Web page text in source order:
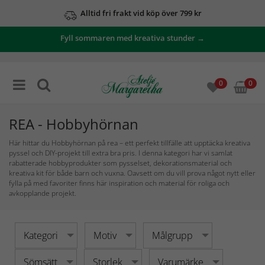
Se våra erbjudanden här
Fyll sommaren med kreativa stunder →
0 0
REA - Hobbyhörnan
Här hittar du Hobbyhörnan på rea – ett perfekt tillfälle att upptäcka kreativa
pyssel och DIY-projekt till extra bra pris. I denna kategori har vi samlat
rabatterade hobbyprodukter som pysselset, dekorationsmaterial och
kreativa kit för både barn och vuxna. Oavsett om du vill prova något nytt eller
fylla på med favoriter finns här inspiration och material för roliga och
avkopplande projekt.
Kategori Motiv Målgrupp
Sömsätt Storlek Varumärke